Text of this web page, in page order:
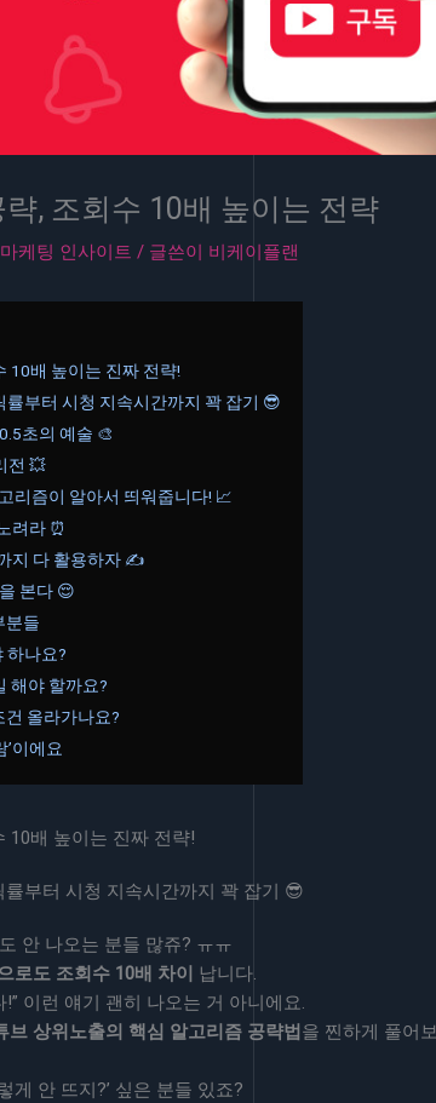
, 조회수 10배 높이는 전략
마케팅 인사이트 / 글쓴이 비케이플랜
10배 높이는 진짜 전략!
부터 시청 지속시간까지 꽉 잡기 😎
초의 예술 🎨
전 💥
리즘이 알아서 띄워줍니다! 📈
려라 ⏰
지 다 활용하자 ✍️
본다 😌
분들
하나요?
해야 할까요?
건 올라가나요?
’이에요
10배 높이는 진짜 전략!
부터 시청 지속시간까지 꽉 잡기 😎
안 나오는 분들 많쥬? ㅠㅠ
로도 조회수 10배 차이
납니다.
이런 얘기 괜히 나오는 거 아니에요.
브 상위노출의 핵심 알고리즘 공략법 을 찐하게 풀어
게 안 뜨지?’ 싶은 분들 있죠?